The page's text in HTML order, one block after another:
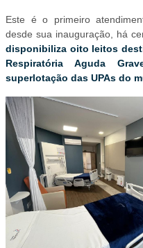
Este é o primeiro
desde sua inauguração, há
disponibiliza oito leitos
Respiratória Aguda
superlotação das UPAs do